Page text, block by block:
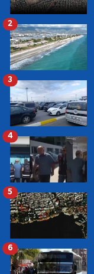
2
3
4
5
6